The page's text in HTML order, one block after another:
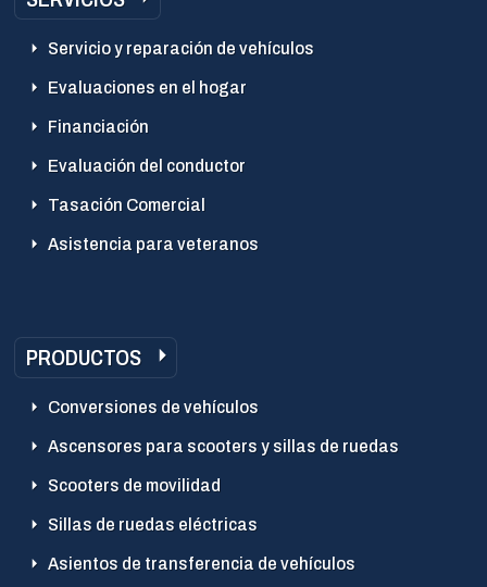
Servicio y reparación de vehículos
Evaluaciones en el hogar
Financiación
Evaluación del conductor
Tasación Comercial
Asistencia para veteranos
PRODUCTOS
Conversiones de vehículos
Ascensores para scooters y sillas de ruedas
Scooters de movilidad
Sillas de ruedas eléctricas
Asientos de transferencia de vehículos